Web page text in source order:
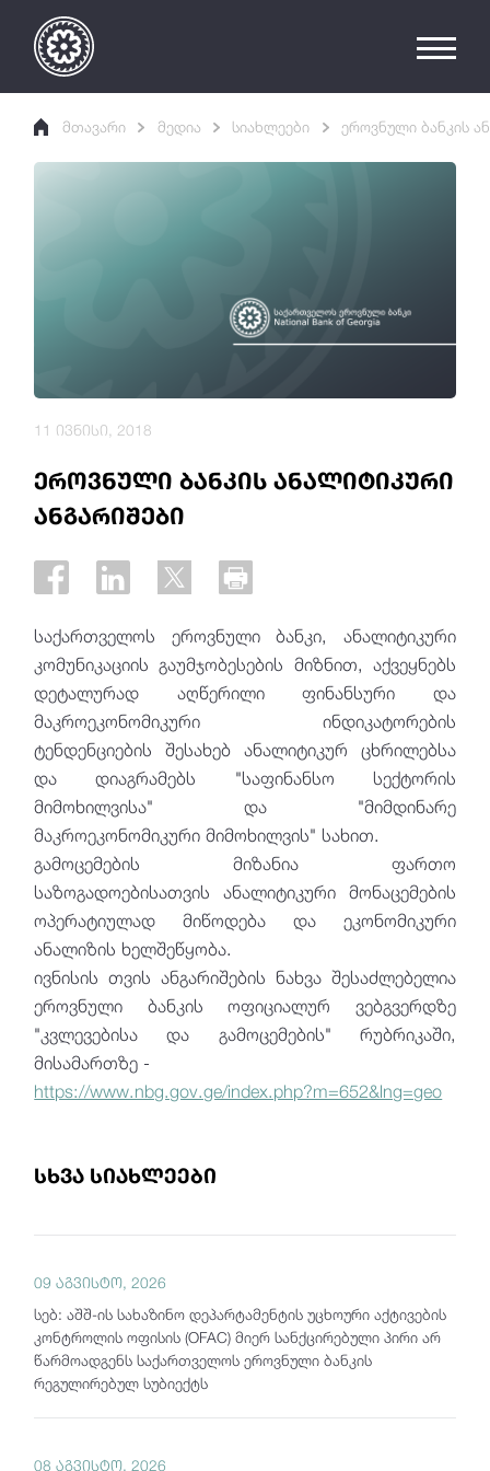
მთავარი მედია სიახლეები ეროვნული ბანკის
ეროვნული ბანკის ანალიტიკური
ანგარიშები
11 ივნისი, 2018
საქართველოს ეროვნული ბანკი, ანალიტიკური
კომუნიკაციის გაუმჯობესების მიზნით, აქვეყნებს
დეტალურად აღწერილი ფინანსური და
მაკროეკონომიკური ინდიკატორების
ტენდენციების შესახებ ანალიტიკურ ცხრილებსა
და დიაგრამებს "საფინანსო სექტორის
მიმოხილვისა" და "მიმდინარე
მაკროეკონომიკური მიმოხილვის" სახით.
გამოცემების მიზანია ფართო
საზოგადოებისათვის ანალიტიკური მონაცემების
ოპერატიულად მიწოდება და ეკონომიკური
ანალიზის ხელშეწყობა.
ივნისის თვის ანგარიშების ნახვა შესაძლებელია
ეროვნული ბანკის ოფიციალურ ვებგვერდზე
"კვლევებისა და გამოცემების" რუბრიკაში,
მისამართზე -
https://www.nbg.gov.ge/index.php?m=652&lng=geo
სხვა სიახლეები
09 აგვისტო, 2026
სებ: აშშ-ის სახაზინო დეპარტამენტის უცხოური აქტივების
კონტროლის ოფისის (OFAC) მიერ სანქცირებული პირი არ
წარმოადგენს საქართველოს ეროვნული ბანკის
რეგულირებულ სუბიექტს
08 აგვისტო, 2026